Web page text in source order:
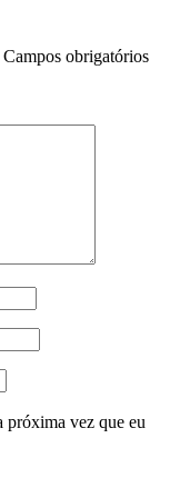
Campos obrigatórios
próxima vez que eu